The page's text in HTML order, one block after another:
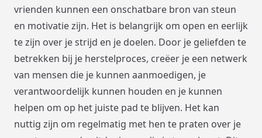
vrienden kunnen een onschatbare bron van steun
en motivatie zijn. Het is belangrijk om open en eerlijk
te zijn over je strijd en je doelen. Door je geliefden te
betrekken bij je herstelproces, creëer je een netwerk
van mensen die je kunnen aanmoedigen, je
verantwoordelijk kunnen houden en je kunnen
helpen om op het juiste pad te blijven. Het kan
nuttig zijn om regelmatig met hen te praten over je